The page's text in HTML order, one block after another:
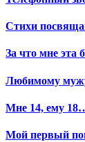
Стихи
За что мне эта
Любимому
Мне 14, ему
Мой первый